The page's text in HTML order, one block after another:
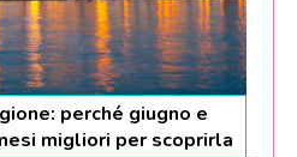
perché giugno e
migliori per scoprirla